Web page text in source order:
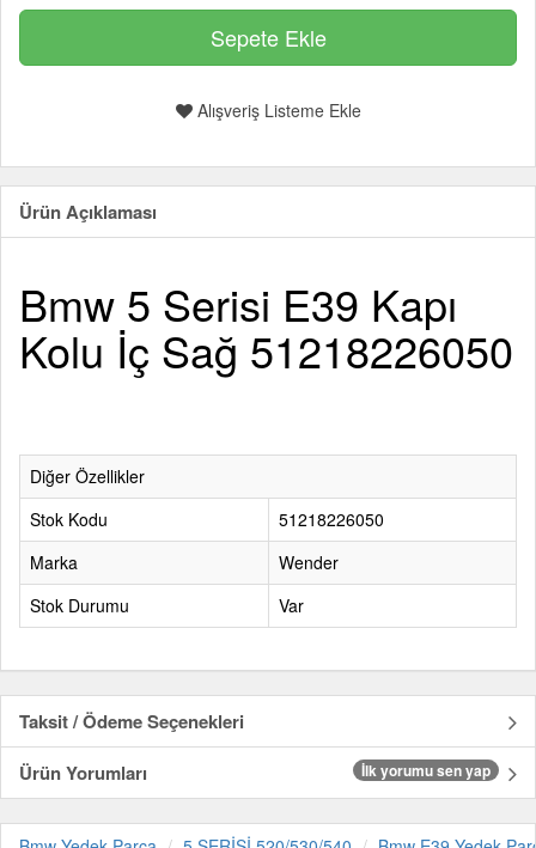
Alışveriş Listeme Ekle
Ürün Açıklaması
Bmw 5 Serisi E39 Kapı
Kolu İç Sağ 51218226050
Diğer Özellikler
Stok Kodu
51218226050
Marka
Wender
Stok Durumu
Var
Taksit / Ödeme Seçenekleri
Ürün Yorumları
İlk yorumu sen yap